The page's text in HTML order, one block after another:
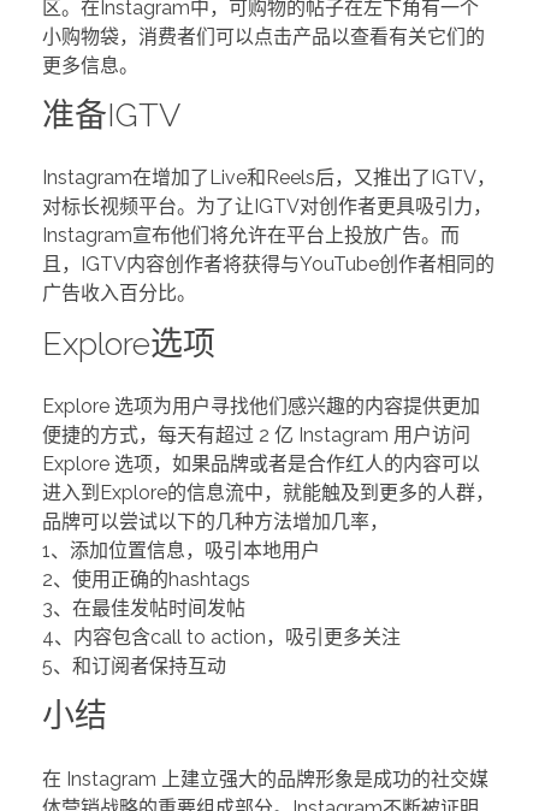
区。在Instagram中，可购物的帖子在左下角有一个
小购物袋，消费者们可以点击产品以查看有关它们的
更多信息。
准备IGTV
Instagram在增加了Live和Reels后，又推出了IGTV，
对标长视频平台。为了让IGTV对创作者更具吸引力，
Instagram宣布他们将允许在平台上投放广告。而
且，IGTV内容创作者将获得与YouTube创作者相同的
广告收入百分比。
Explore选项
Explore 选项为用户寻找他们感兴趣的内容提供更加
便捷的方式，每天有超过 2 亿 Instagram 用户访问
Explore 选项，如果品牌或者是合作红人的内容可以
进入到Explore的信息流中，就能触及到更多的人群，
品牌可以尝试以下的几种方法增加几率，
1、添加位置信息，吸引本地用户
2、使用正确的hashtags
3、在最佳发帖时间发帖
4、内容包含call to action，吸引更多关注
5、和订阅者保持互动
小结
在 Instagram 上建立强大的品牌形象是成功的社交媒